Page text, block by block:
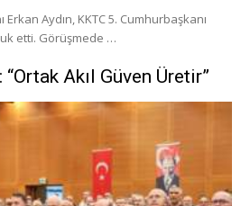
Aydın, KKTC 5. Cumhurbaşkanı
etti. Görüşmede …
Akıl Güven Üretir”